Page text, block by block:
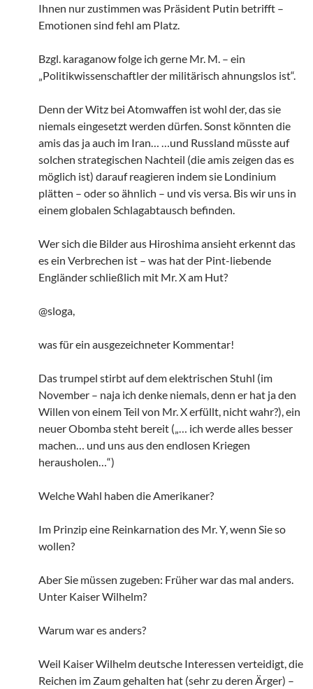
Ihnen nur zustimmen was Präsident Putin betrifft –
Emotionen sind fehl am Platz.
Bzgl. karaganow folge ich gerne Mr. M. – ein
„Politikwissenschaftler der militärisch ahnungslos ist“.
Denn der Witz bei Atomwaffen ist wohl der, das sie
niemals eingesetzt werden dürfen. Sonst könnten die
amis das ja auch im Iran… …und Russland müsste auf
solchen strategischen Nachteil (die amis zeigen das es
möglich ist) darauf reagieren indem sie Londinium
plätten – oder so ähnlich – und vis versa. Bis wir uns in
einem globalen Schlagabtausch befinden.
Wer sich die Bilder aus Hiroshima ansieht erkennt das
es ein Verbrechen ist – was hat der Pint-liebende
Engländer schließlich mit Mr. X am Hut?
@sloga,
was für ein ausgezeichneter Kommentar!
Das trumpel stirbt auf dem elektrischen Stuhl (im
November – naja ich denke niemals, denn er hat ja den
Willen von einem Teil von Mr. X erfüllt, nicht wahr?), ein
neuer Obomba steht bereit („… ich werde alles besser
machen… und uns aus den endlosen Kriegen
herausholen…“)
Welche Wahl haben die Amerikaner?
Im Prinzip eine Reinkarnation des Mr. Y, wenn Sie so
wollen?
Aber Sie müssen zugeben: Früher war das mal anders.
Unter Kaiser Wilhelm?
Warum war es anders?
Weil Kaiser Wilhelm deutsche Interessen verteidigt, die
Reichen im Zaum gehalten hat (sehr zu deren Ärger) –